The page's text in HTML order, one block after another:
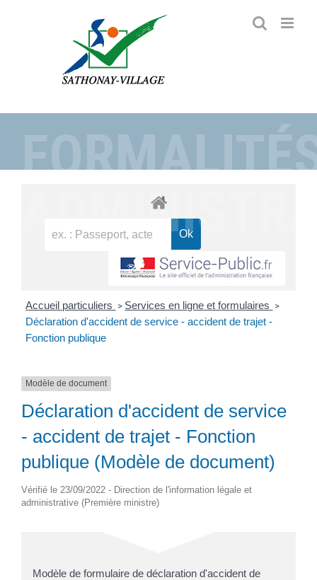
Accueil particuliers > Services en ligne et formulaires >
Déclaration d'accident de service - accident de trajet -
Fonction publique
Modèle de document
Déclaration d'accident de service
- accident de trajet - Fonction
publique (Modèle de document)
Vérifié le 23/09/2022 - Direction de l'information légale et
administrative (Première ministre)
Modèle de formulaire de déclaration d'accident de